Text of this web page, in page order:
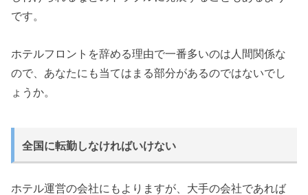
です。
ホテルフロントを辞める理由で一番多いのは人間関係な
ので、あなたにも当てはまる部分があるのではないでし
ょうか。
全国に転勤しなければいけない
ホテル運営の会社にもよりますが、大手の会社であれば